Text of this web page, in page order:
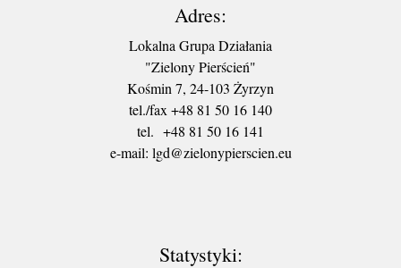
Adres:
Lokalna Grupa Działania
"Zielony Pierścień"
Kośmin 7, 24-103 Żyrzyn
tel./fax +48 81 50 16 140
tel. +48 81 50 16 141
​e-mail: lgd@zielonypierscien.eu
Statystyki: